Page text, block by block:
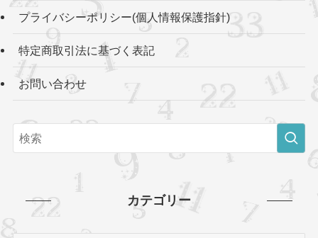
プライバシーポリシー(個人情報保護指針)
特定商取引法に基づく表記
お問い合わせ
カテゴリー